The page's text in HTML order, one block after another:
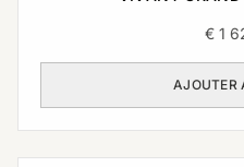
€ 1
AJOUTER